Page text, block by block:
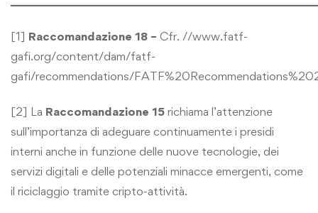
[1] Raccomandazione 18 – Cfr. //www.fatf-
gafi.org/content/dam/fatf-
gafi/recommendations/
[2] La Raccomandazione 15 richiama l’attenzione
sull’importanza di adeguare continuamente i presidi
interni anche in funzione delle nuove tecnologie, dei
servizi digitali e delle potenziali minacce emergenti, come
il riciclaggio tramite cripto-attività.